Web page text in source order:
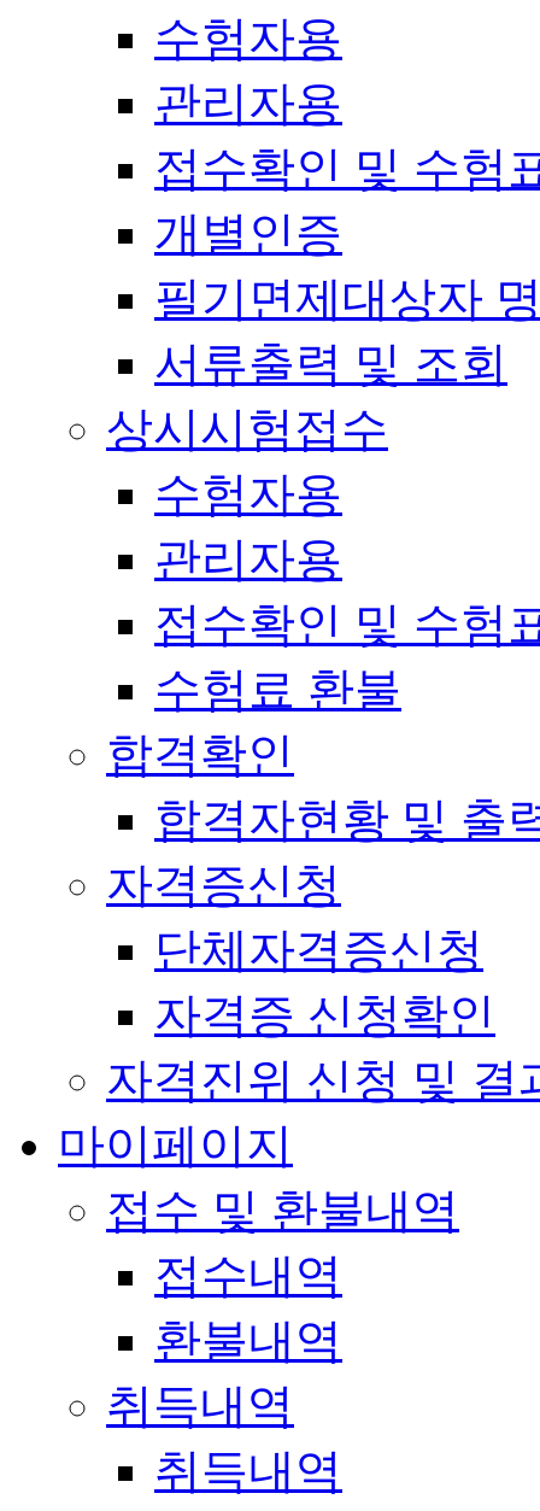
수험자용
관리자용
접수확인 및 수험
개별인증
필기면제대상자
서류출력 및 조회
상시시험접수
수험자용
관리자용
접수확인 및 수험
수험료 환불
합격확인
합격자현황 및 출
자격증신청
단체자격증신청
자격증 신청확인
자격진위 신청 및 결
마이페이지
접수 및 환불내역
접수내역
환불내역
취득내역
취득내역